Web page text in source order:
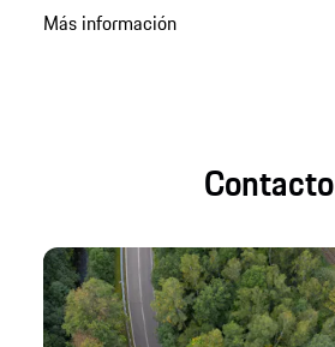
Más información
Contacto